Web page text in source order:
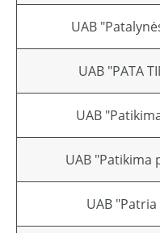
UAB
UAB "PATA
UAB
UAB "Patikima
UAB